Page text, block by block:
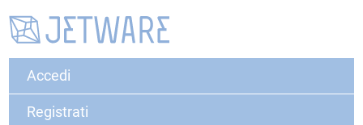
Accedi
Registrati